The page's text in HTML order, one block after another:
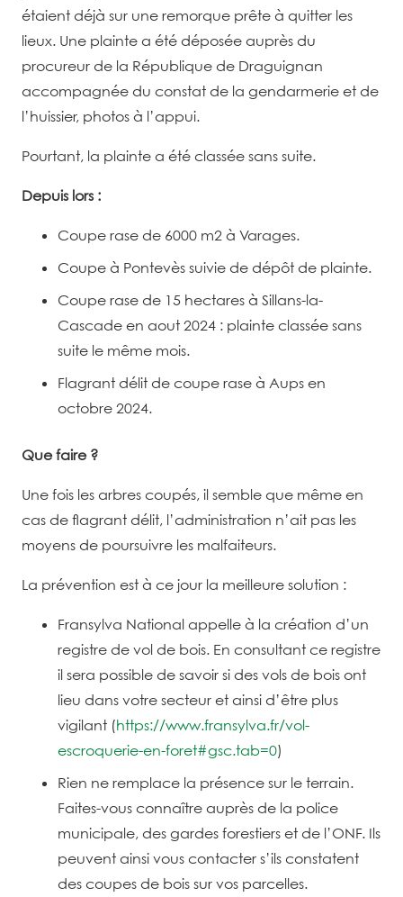
étaient déjà sur une remorque prête à quitter les
lieux. Une plainte a été déposée auprès du
procureur de la République de Draguignan
accompagnée du constat de la gendarmerie et de
l’huissier, photos à l’appui.
Pourtant, la plainte a été classée sans suite.
Depuis lors :
Coupe rase de 6000 m2 à Varages.
Coupe à Pontevès suivie de dépôt de plainte.
Coupe rase de 15 hectares à Sillans-la-
Cascade en aout 2024 : plainte classée sans
suite le même mois.
Flagrant délit de coupe rase à Aups en
octobre 2024.
Que faire ?
Une fois les arbres coupés, il semble que même en
cas de flagrant délit, l’administration n’ait pas les
moyens de poursuivre les malfaiteurs.
La prévention est à ce jour la meilleure solution :
Fransylva National appelle à la création d’un
registre de vol de bois. En consultant ce registre
il sera possible de savoir si des vols de bois ont
lieu dans votre secteur et ainsi d’être plus
vigilant (https://www.fransylva.fr/vol-
escroquerie-en-foret#gsc.tab=0)
Rien ne remplace la présence sur le terrain.
Faites-vous connaître auprès de la police
municipale, des gardes forestiers et de l’ONF. Ils
peuvent ainsi vous contacter s’ils constatent
des coupes de bois sur vos parcelles.